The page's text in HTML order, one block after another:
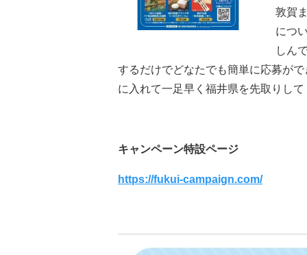
敦賀
につ
しん
するだけでどなたでも簡単に応募が
に入れて一足早く福井県を先取りし
キャンペーン特設ページ
https://fukui-campaign.com/